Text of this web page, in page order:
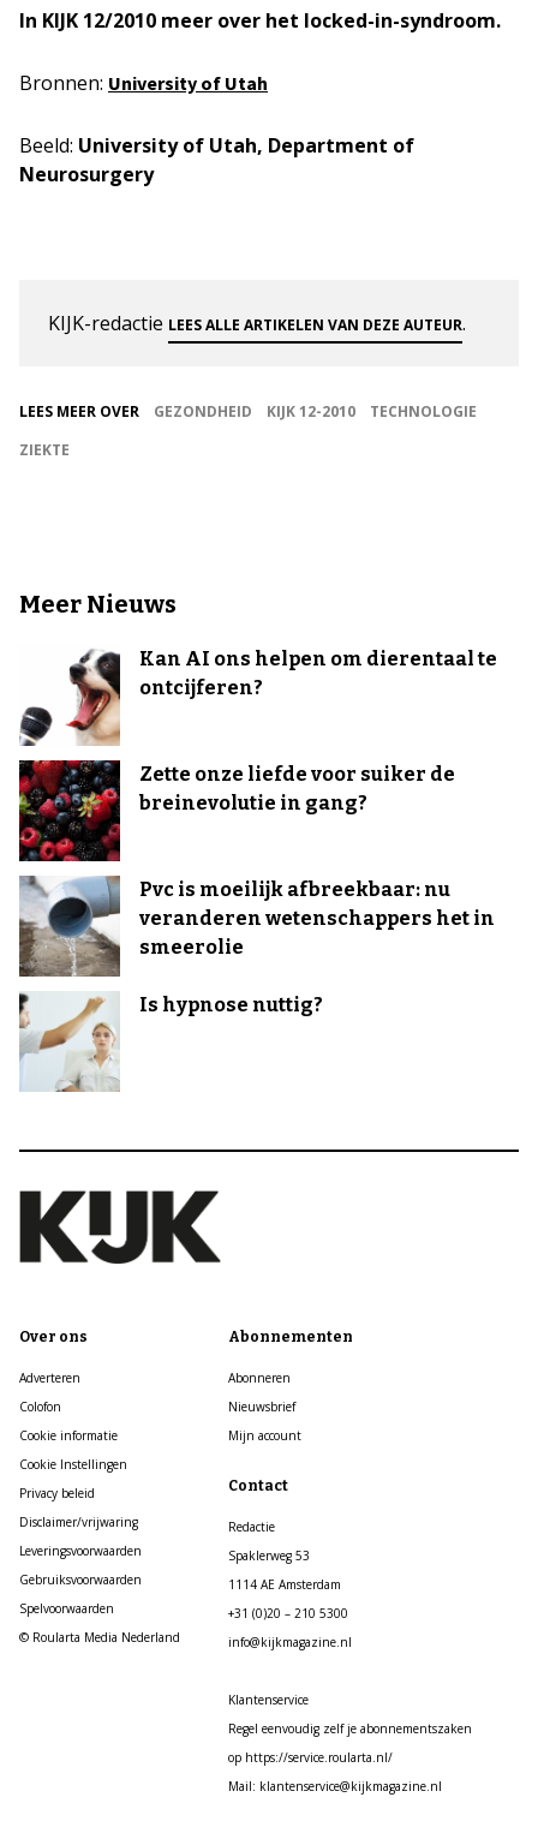
In KIJK 12/2010 meer over het locked-in-syndroom.
Bronnen: University of Utah
Beeld: University of Utah, Department of
Neurosurgery
KIJK-redactie LEES ALLE ARTIKELEN VAN DEZE AUTEUR.
LEES MEER OVER GEZONDHEID KIJK 12-2010
TECHNOLOGIE
ZIEKTE
Meer Nieuws
Kan AI ons helpen om dierentaal te
ontcijferen?
Zette onze liefde voor suiker de
breinevolutie in gang?
Pvc is moeilijk afbreekbaar: nu
veranderen wetenschappers het in
smeerolie
Is hypnose nuttig?
Over ons
Adverteren
Colofon
Cookie informatie
Cookie Instellingen
Privacy beleid
Disclaimer/vrijwaring
Leveringsvoorwaarden
Gebruiksvoorwaarden
Spelvoorwaarden
© Roularta Media Nederland
Abonnementen
Abonneren
Nieuwsbrief
Mijn account
Contact
Redactie
Spaklerweg 53
1114 AE Amsterdam
+31 (0)20 – 210 5300
info@kijkmagazine.nl
Klantenservice
Regel eenvoudig zelf je abonnementszaken
op https://service.roularta.nl/
Mail: klantenservice@kijkmagazine.nl